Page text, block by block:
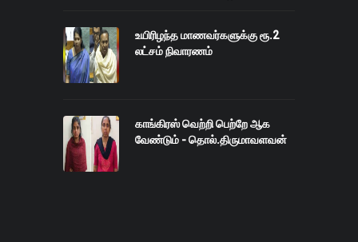
உயிரிழந்த மாணவர்களுக்கு ரூ.2
லட்சம் நிவாரணம்
காங்கிரஸ் வெற்றி பெற்றே ஆக
வேண்டும் - தொல்.திருமாவளவன்